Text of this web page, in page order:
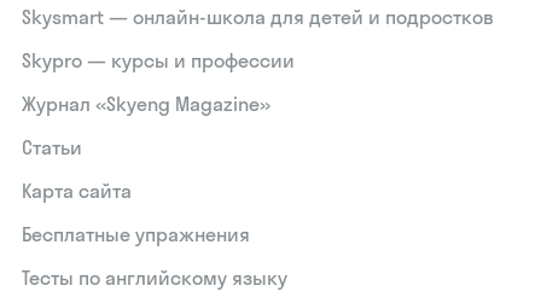
Skysmart — онлайн-школа для детей и подростков
Skypro — курсы и профессии
Журнал «Skyeng Magazine»
Статьи
Карта сайта
Бесплатные упражнения
Тесты по английскому языку